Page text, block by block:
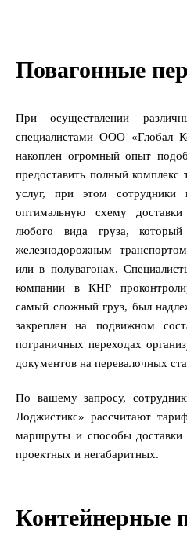
Повагонные
При осуществлении
специалистами ООО «Глобал
накоплен огромный опыт
предоставить полный комплекс
услуг, при этом сотрудники
оптимальную схему
любого вида груза, который
железнодорожным
или в полувагонах.
компании в КНР
самый сложный груз, был
закреплен на подвижном
пограничных переходах
документов на перевалочных
По вашему запросу,
Лоджистикс» рассчитают
маршруты и способы
проектных и негабаритных.
Контейнерные